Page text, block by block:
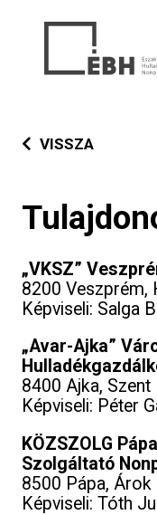
VISSZA
„VKSZ”
8200 Veszprém,
Képviseli: Salga
„Avar-Ajka”
8400 Ajka,
Képviseli: Péter
KÖZSZOLG
Szolgáltató
8500 Pápa, Árok
Képviseli: Tóth